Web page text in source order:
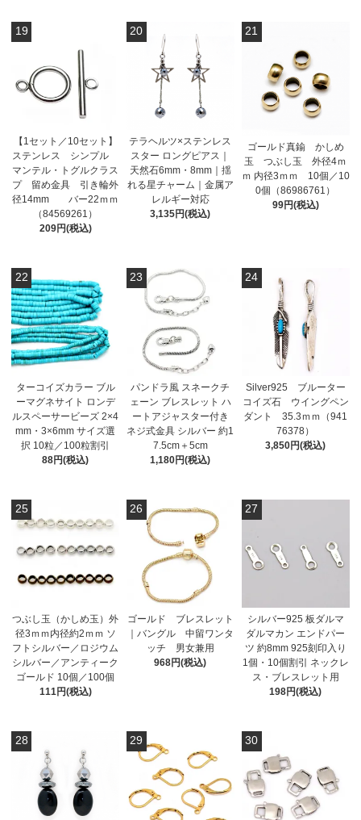
19
【1セット／10セット】
ステンレス シンプル
マンテル・トグルクラス
プ 留め金具 引き輪外
径14mm バー22ｍｍ
（84569261）
209円(税込)
20
テラヘルツ×ステンレス
スター ロングピアス｜
天然石6mm・8mm｜揺
れる星チャーム｜金属ア
レルギー対応
3,135円(税込)
21
ゴールド真鍮 かしめ
玉 つぶし玉 外径4ｍ
ｍ 内径3ｍｍ 10個／10
0個（86986761）
99円(税込)
22
ターコイズカラー ブル
ーマグネサイト ロンデ
ルスペーサービーズ 2×4
mm・3×6mm サイズ選
択 10粒／100粒割引
88円(税込)
23
パンドラ風 スネークチ
ェーン ブレスレット ハ
ートアジャスター付き
ネジ式金具 シルバー 約1
7.5cm＋5cm
1,180円(税込)
24
Silver925 ブルーター
コイズ石 ウイングペン
ダント 35.3ｍｍ（941
76378）
3,850円(税込)
25
つぶし玉（かしめ玉）外
径3ｍｍ内径約2ｍｍ ソ
フトシルバー／ロジウム
シルバー／アンティーク
ゴールド 10個／100個
111円(税込)
26
ゴールド ブレスレット
｜バングル 中留ワンタ
ッチ 男女兼用
968円(税込)
27
シルバー925 板ダルマ
ダルマカン エンドパー
ツ 約8mm 925刻印入り
1個・10個割引 ネックレ
ス・ブレスレット用
198円(税込)
28 29 30